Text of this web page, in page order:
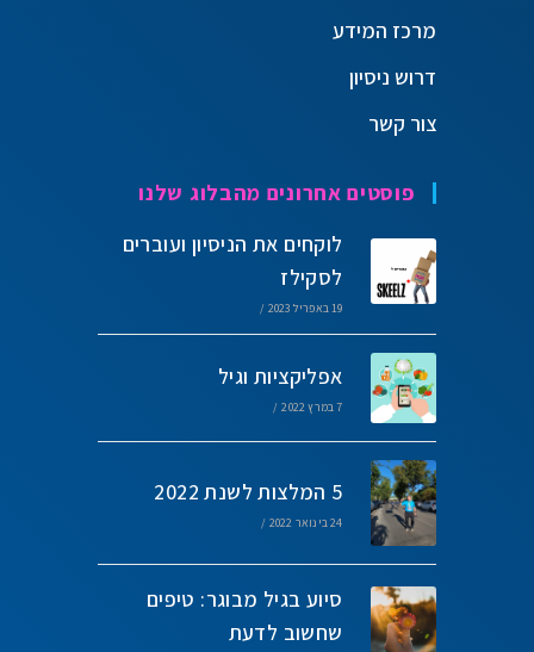
מרכז המידע
דרוש ניסיון
צור קשר
פוסטים אחרונים מהבלוג שלנו
לוקחים את הניסיון ועוברים
לסקילז
19 באפריל 2023 /
אפליקציות וגיל
7 במרץ 2022 /
5 המלצות לשנת 2022
24 בינואר 2022 /
סיוע בגיל מבוגר: טיפים
שחשוב לדעת